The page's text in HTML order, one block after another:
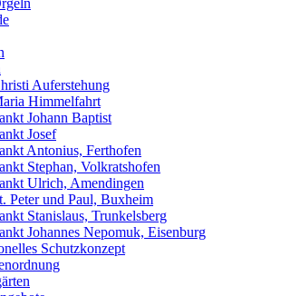
Auferstehung
Himmelfahrt
Johann Baptist
Josef
Antonius, Ferthofen
Stephan, Volkratshofen
Ulrich, Amendingen
Peter und Paul, Buxheim
Stanislaus, Trunkelsberg
Johannes Nepomuk, Eisenburg
Schutzkonzept